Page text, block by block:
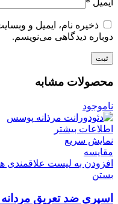
ذخیره نام، ایمیل و
دوباره دیدگاهی می‌نویسم.
محصولات مشابه
ناموجود
اطلاعات بیشتر
نمایش سریع
مقایسه
افزودن به لیست علاقمندی
بستن